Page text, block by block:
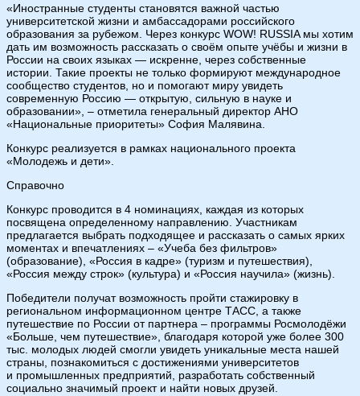
«Иностранные студенты становятся важной частью
университетской жизни и амбассадорами российского
образования за рубежом. Через конкурс WOW! RUSSIA мы хотим
дать им возможность рассказать о своём опыте учёбы и жизни в
России на своих языках — искренне, через собственные
истории. Такие проекты не только формируют международное
сообщество студентов, но и помогают миру увидеть
современную Россию — открытую, сильную в науке и
образовании», – отметила генеральный директор АНО
«Национальные приоритеты» София Малявина.
Конкурс реализуется в рамках национального проекта
«Молодежь и дети».
Справочно
Конкурс проводится в 4 номинациях, каждая из которых
посвящена определенному направлению. Участникам
предлагается выбрать подходящее и рассказать о самых ярких
моментах и впечатлениях – «Учеба без фильтров»
(образование), «Россия в кадре» (туризм и путешествия),
«Россия между строк» (культура) и «Россия научила» (жизнь).
Победители получат возможность пройти стажировку в
региональном информационном центре ТАСС, а также
путешествие по России от партнера – программы Росмолодёжи
«Больше, чем путешествие», благодаря которой уже более 300
тыс. молодых людей смогли увидеть уникальные места нашей
страны, познакомиться с достижениями университетов
и промышленных предприятий, разработать собственный
социально значимый проект и найти новых друзей.